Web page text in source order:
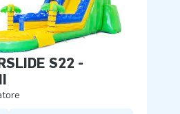
S22 -